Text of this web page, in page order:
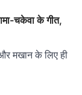
चकेवा के गीत,
मखान के लिए ही